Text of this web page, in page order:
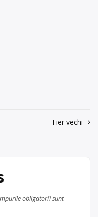
Fier vechi
obligatorii sunt